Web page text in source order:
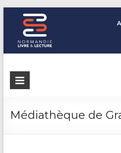
Normandie
L'agence de coopération des
Médiathèque de